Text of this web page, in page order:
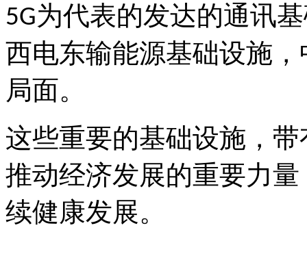
5G为代表的发达的通讯
西电东输能源基础设施
局面。
这些重要的基础设施，
推动经济发展的重要力
续健康发展。